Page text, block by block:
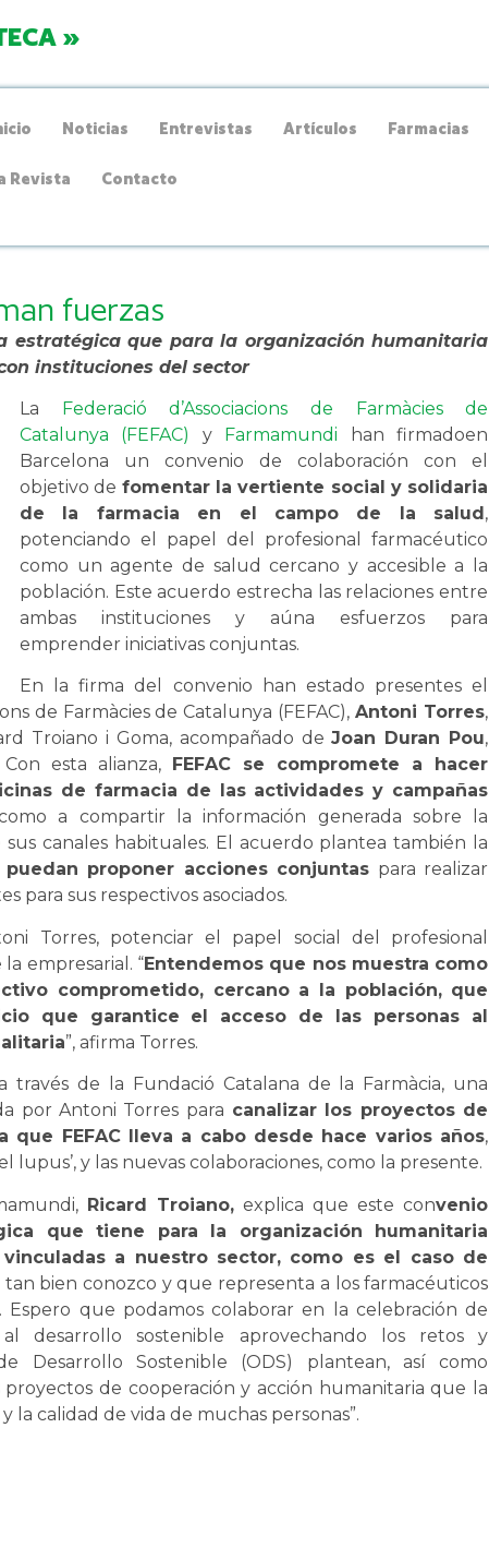
»
Noticias Entrevistas Artículos Farmacias
Revista Contacto
fuerzas
estratégica que para la organización humanitaria
instituciones del sector
La Federació d’Associacions de Farmàcies de
Catalunya (FEFAC) y Farmamundi
han firmadoen
Barcelona un convenio de colaboración con el
objetivo de fomentar la vertiente social y solidaria
de la farmacia en el campo de la salud,
potenciando el papel del profesional farmacéutico
como un agente de salud cercano y accesible a la
población. Este acuerdo estrecha las relaciones entre
ambas instituciones y aúna esfuerzos para
emprender iniciativas conjuntas.
En la firma del convenio han estado presentes el
de Farmàcies de Catalunya (FEFAC),Antoni Torres,
Troiano i Goma, acompañado deJoan Duran Pou,
esta alianza,
FEFAC se compromete a hacer
de farmacia de las actividades y campañas
a compartir la información generada sobre la
canales habituales. El acuerdo plantea también la
proponer acciones conjuntas para realizar
para sus respectivos asociados.
Torres, potenciar el papel social del profesional
empresarial. “Entendemos que nos muestra como
comprometido, cercano a la población, que
que garantice el acceso de las personas al
”, afirma Torres.
través de la Fundació Catalana de la Farmàcia, una
por Antoni Torres para canalizar los proyectos de
que FEFAC lleva a cabo desde hace varios años,
lupus’, y las nuevas colaboraciones, como la presente.
Ricard Troiano,explica que este convenio
que tiene para la organización humanitaria
a nuestro sector, como es el caso de
bien conozco y que representa a los farmacéuticos
que podamos colaborar en la celebración de
desarrollo sostenible aprovechando los retos y
Desarrollo Sostenible (ODS) plantean, así como
de cooperación y acción humanitaria que la
calidad de vida de muchas personas”.